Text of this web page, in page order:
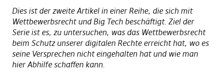
Dies ist der zweite Artikel in einer Reihe, die sich mit
Wettbewerbsrecht und Big Tech beschäftigt. Ziel der
Serie ist es, zu untersuchen, was das Wettbewerbsrecht
beim Schutz unserer digitalen Rechte erreicht hat, wo es
seine Versprechen nicht eingehalten hat und wie man
hier Abhilfe schaffen kann.